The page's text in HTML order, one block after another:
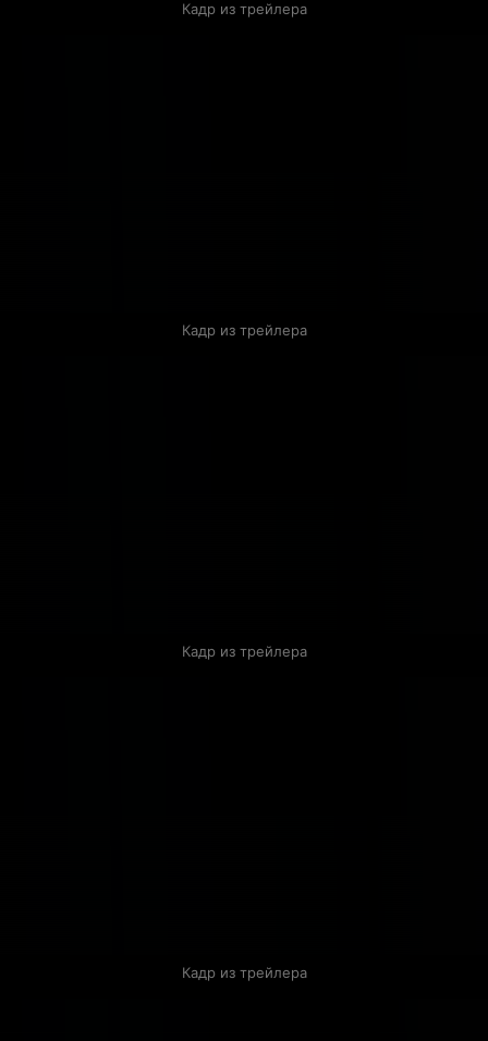
Кадр из трейлера
Кадр из трейлера
Кадр из трейлера
Кадр из трейлера